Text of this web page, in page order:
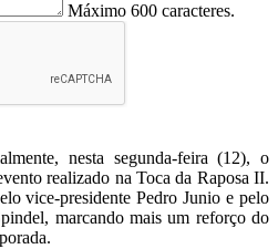
Máximo 600 caracteres.
nesta segunda-feira (12), o
realizado na Toca da Raposa II.
vice-presidente Pedro Junio e pelo
marcando mais um reforço do